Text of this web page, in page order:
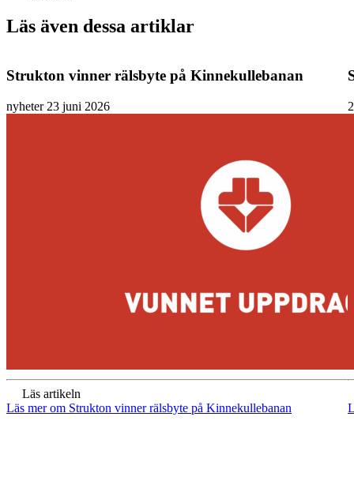
Läs även dessa artiklar
Strukton vinner rälsbyte på Kinnekullebanan
nyheter 23 juni 2026
Läs artikeln
Läs mer om Strukton vinner rälsbyte på Kinnekullebanan